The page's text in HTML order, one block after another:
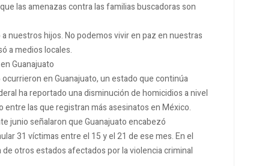
las amenazas contra las familias buscadoras son
nuestros hijos. No podemos vivir en paz en nuestras
a medios locales.
Guanajuato
en Guanajuato, un estado que continúa
ha reportado una disminución de homicidios a nivel
las que registran más asesinatos en México.
junio señalaron que Guanajuato encabezó
31 víctimas entre el 15 y el 21 de ese mes. En el
otros estados afectados por la violencia criminal